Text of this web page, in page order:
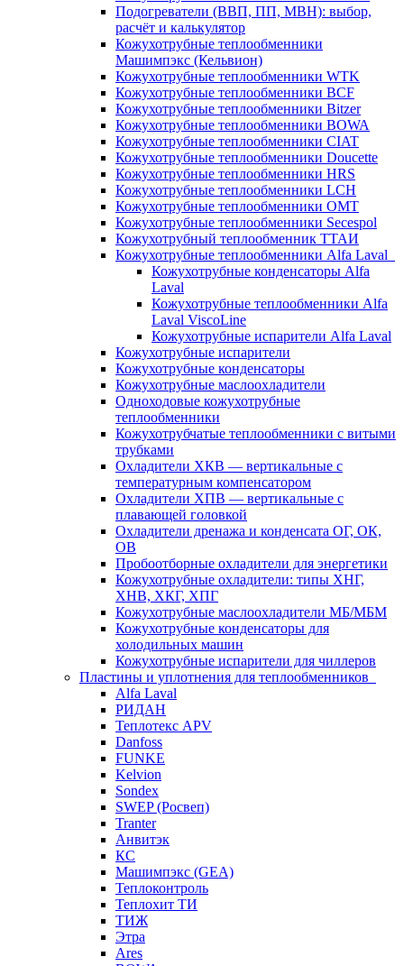
Подогреватели (ВВП, ПП, МВН): выбор,
расчёт и калькулятор
Кожухотрубные теплообменники
Машимпэкс (Кельвион)
Кожухотрубные теплообменники WTK
Кожухотрубные теплообменники BCF
Кожухотрубные теплообменники Bitzer
Кожухотрубные теплообменники BOWA
Кожухотрубные теплообменники CIAT
Кожухотрубные теплообменники Doucette
Кожухотрубные теплообменники HRS
Кожухотрубные теплообменники LCH
Кожухотрубные теплообменники OMT
Кожухотрубные теплообменники Secespol
Кожухотрубный теплообменник ТТАИ
Кожухотрубные теплообменники Alfa Laval
Кожухотрубные конденсаторы Alfa
Laval
Кожухотрубные теплообменники Alfa
Laval ViscoLine
Кожухотрубные испарители Alfa Laval
Кожухотрубные испарители
Кожухотрубные конденсаторы
Кожухотрубные маслоохладители
Одноходовые кожухотрубные
теплообменники
Кожухотрубчатые теплообменники с витыми
трубками
Охладители ХКВ — вертикальные с
температурным компенсатором
Охладители ХПВ — вертикальные с
плавающей головкой
Охладители дренажа и конденсата ОГ, ОК,
ОВ
Пробоотборные охладители для энергетики
Кожухотрубные охладители: типы ХНГ,
ХНВ, ХКГ, ХПГ
Кожухотрубные маслоохладители МБ/МБМ
Кожухотрубные конденсаторы для
холодильных машин
Кожухотрубные испарители для чиллеров
Пластины и уплотнения для теплообменников
Alfa Laval
РИДАН
Теплотекс APV
Danfoss
FUNKE
Kelvion
Sondex
SWEP (Росвеп)
Tranter
Анвитэк
КС
Машимпэкс (GEA)
Теплоконтроль
Теплохит ТИ
ТИЖ
Этра
Ares